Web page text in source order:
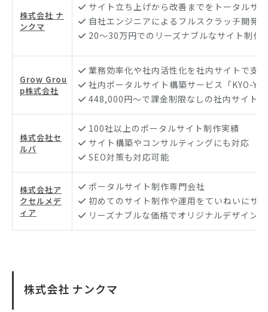
株式会社 ナ
ンクマ
サイト立ち上げから改善までをトータルサ
自社エンジニアによるフルスクラッチ開発
20〜30万円でのリーズナブルなサイト制作
Grow Grou
p株式会社
業務効率化や社内活性化を社内サイトで支援
社内ポータルサイト構築サービス「KYO-YU
448,000円〜で課金制限なしの社内サイト
株式会社セ
ルバ
100社以上のポータルサイト制作実績
サイト構築やコンサルティングにも対応
SEO対策も対応可能
株式会社ア
クセルメデ
ィア
ポータルサイト制作専門会社
初めてのサイト制作や運用をていねいにサ
リーズナブルな価格でオリジナルデザイン
株式会社 ナンクマ